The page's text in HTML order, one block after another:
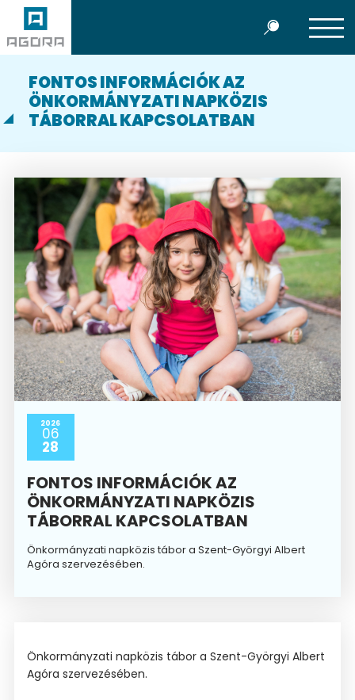
FONTOS INFORMÁCIÓK AZ
ÖNKORMÁNYZATI NAPKÖZIS
TÁBORRAL KAPCSOLATBAN
2026
06
28
FONTOS INFORMÁCIÓK AZ
ÖNKORMÁNYZATI NAPKÖZIS
TÁBORRAL KAPCSOLATBAN
Önkormányzati napközis tábor a Szent-Györgyi Albert
Agóra szervezésében.
Önkormányzati napközis tábor a Szent-Györgyi Albert
Agóra szervezésében.